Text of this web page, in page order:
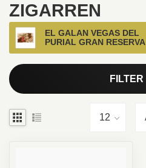
ZIGARREN
EL GALAN VEGAS DEL
PURIAL GRAN RESERVA
FILTER